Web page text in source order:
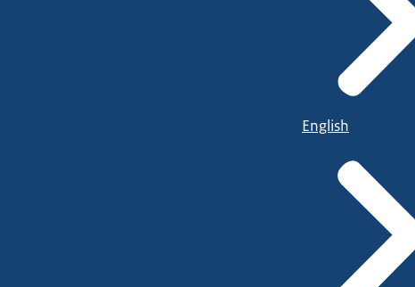
English